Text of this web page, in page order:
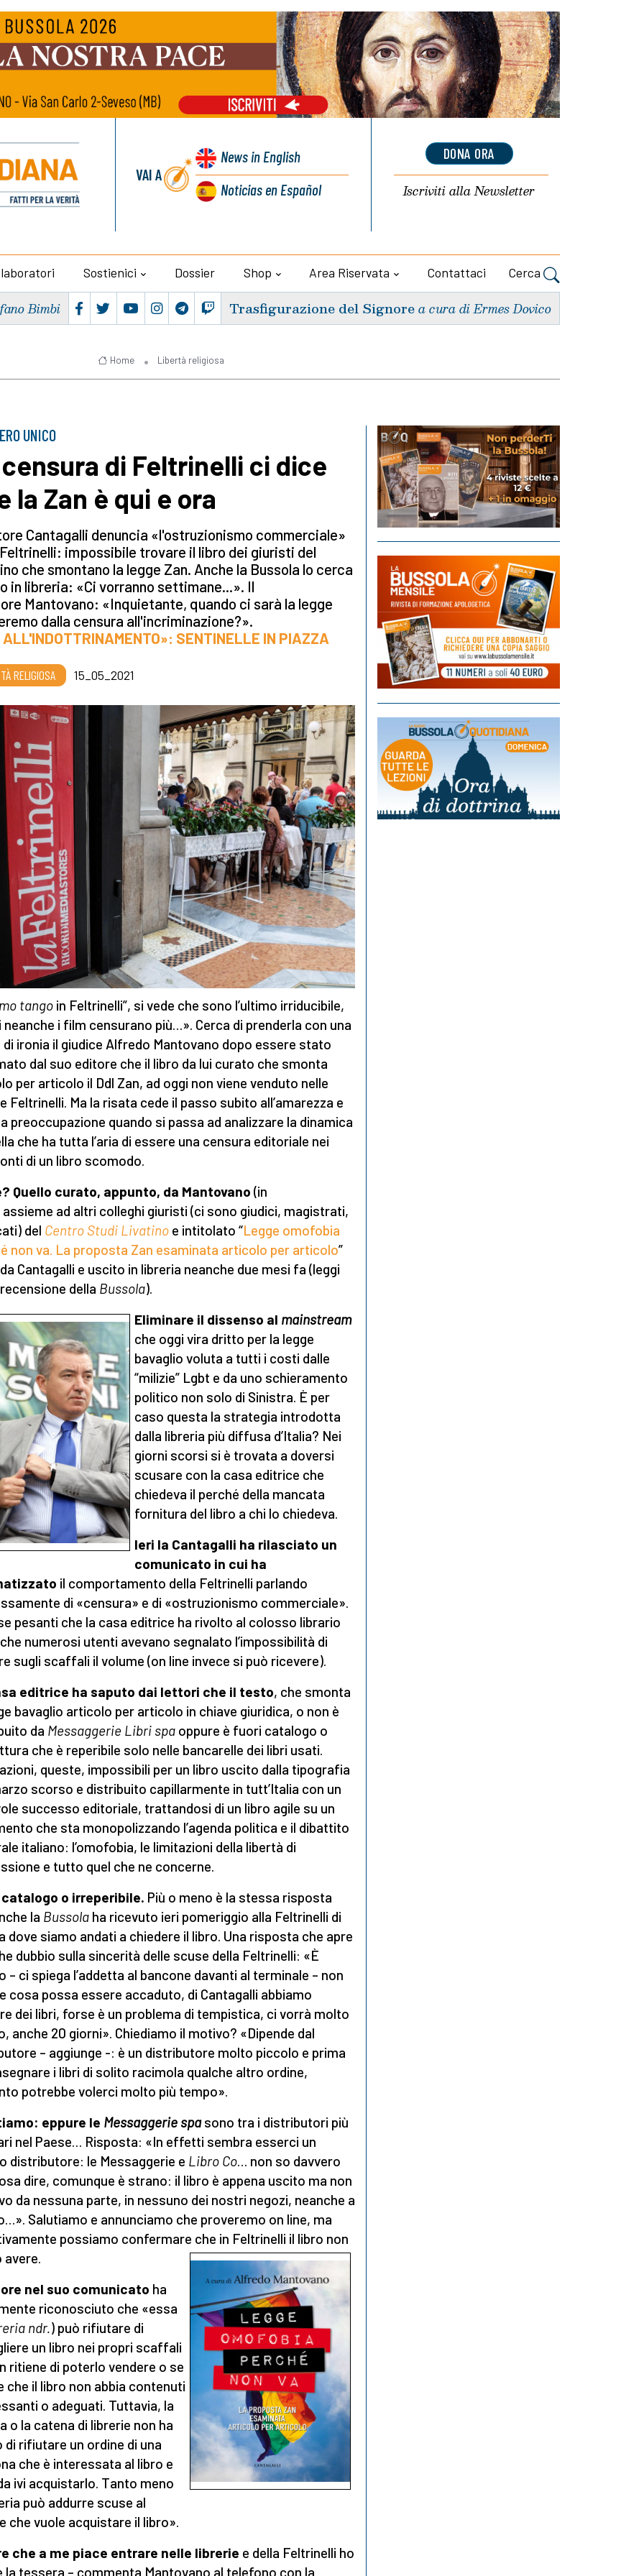
VAI A
Newsin English
Noticiasen Español
DONA ORA
Iscriviti allaNewsletter
Sostienici Dossier Shop Area Riservata Contattaci Cerca
Bimbi Trasfigurazione del Signorea cura di Ermes Dovico
Home Libertà religiosa
UNICO
di Feltrinelli ci dice
la Zan è qui e ora
Cantagalli denuncia «l'ostruzionismo commerciale»
impossibile trovare il libro dei giuristi del
che smontano la legge Zan. Anche la Bussola lo cerca
in libreria: «Ci vorranno settimane...». Il
Mantovano: «Inquietante, quando ci sarà la legge
dalla censura all'incriminazione?».
SENTINELLE IN PIAZZA
RELIGIOSA 15_05_2021
tango in Feltrinelli”, si vede che sono l’ultimo irriducibile,
i film censurano più…». Cerca di prenderla con una
di ironia il giudice Alfredo Mantovano dopo essere stato
dal suo editore che il libro da lui curato che smonta
per articolo il Ddl Zan, ad oggi non viene venduto nelle
Feltrinelli. Ma la risata cede il passo subito all’amarezza e
preoccupazione quando si passa ad analizzare la dinamica
che ha tutta l’aria di essere una censura editoriale nei
di un libro scomodo.
Quello curato, appunto, da Mantovano (in
ad altri colleghi giuristi (ci sono giudici, magistrati,
del Centro Studi Livatino e intitolato “Legge omofobia
non va. La proposta Zan esaminata articolo per articolo”
Cantagalli e uscito in libreria neanche due mesi fa (leggi
della Bussola).
Eliminare il dissenso al mainstream
che oggi vira dritto per la legge
bavaglio voluta a tutti i costi dalle
“milizie” Lgbt e da uno schieramento
politico non solo di Sinistra. È per
caso questa la strategia introdotta
dalla libreria più diffusa d’Italia? Nei
giorni scorsi si è trovata a doversi
scusare con la casa editrice che
chiedeva il perché della mancata
fornitura del libro a chi lo chiedeva.
Ieri la Cantagalli ha rilasciato un
comunicato in cui ha
il comportamento della Feltrinelli parlando
di «censura» e di «ostruzionismo commerciale».
pesanti che la casa editrice ha rivolto al colosso librario
numerosi utenti avevano segnalato l’impossibilità di
sugli scaffali il volume (on line invece si può ricevere).
editrice ha saputo dai lettori che il testo, che smonta
bavaglio articolo per articolo in chiave giuridica, o non è
da Messaggerie Libri spa oppure è fuori catalogo o
che è reperibile solo nelle bancarelle dei libri usati.
queste, impossibili per un libro uscito dalla tipografia
scorso e distribuito capillarmente in tutt’Italia con un
successo editoriale, trattandosi di un libro agile su un
che sta monopolizzando l’agenda politica e il dibattito
italiano: l’omofobia, le limitazioni della libertà di
e tutto quel che ne concerne.
o irreperibile. Più o meno è la stessa risposta
la Bussola ha ricevuto ieri pomeriggio alla Feltrinelli di
dove siamo andati a chiedere il libro. Una risposta che apre
dubbio sulla sincerità delle scuse della Feltrinelli: «È
– ci spiega l’addetta al bancone davanti al terminale – non
cosa possa essere accaduto, di Cantagalli abbiamo
dei libri, forse è un problema di tempistica, ci vorrà molto
anche 20 giorni». Chiediamo il motivo? «Dipende dal
– aggiunge -: è un distributore molto piccolo e prima
i libri di solito racimola qualche altro ordine,
potrebbe volerci molto più tempo».
eppure le Messaggerie spasono tra i distributori più
nel Paese… Risposta: «In effetti sembra esserci un
distributore: le Messaggerie e Libro Co… non so davvero
dire, comunque è strano: il libro è appena uscito ma non
da nessuna parte, in nessuno dei nostri negozi, neanche a
Salutiamo e annunciamo che proveremo on line, ma
possiamo confermare che in Feltrinelli il libro non
avere.
nel suo comunicato ha
riconosciuto che «essa
ndr.) può rifiutare di
un libro nei propri scaffali
ritiene di poterlo vendere o se
che il libro non abbia contenuti
o adeguati. Tuttavia, la
o la catena di librerie non ha
rifiutare un ordine di una
che è interessata al libro e
ivi acquistarlo. Tanto meno
può addurre scuse al
che vuole acquistare il libro».
che a me piace entrare nelle librerie e della Feltrinelli ho
la tessera – commenta Mantovano al telefono con la